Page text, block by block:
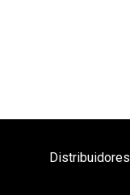
Distribuidores